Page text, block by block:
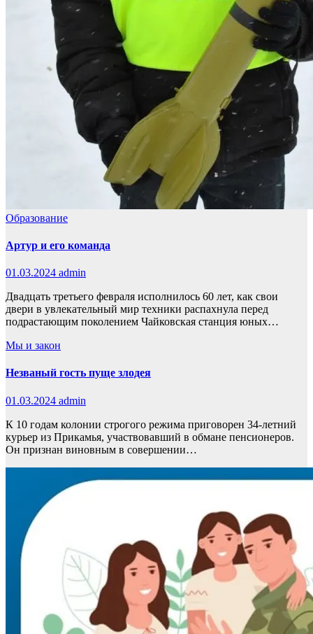
Образование
Артур и его команда
01.03.2024 admin
Двадцать третьего февраля исполнилось 60 лет, как свои
двери в увлекательный мир техники распахнула перед
подрастающим поколением Чайковская станция юных…
Мы и закон
Незваный гость пуще злодея
01.03.2024 admin
К 10 годам колонии строгого режима приговорен 34-летний
курьер из Прикамья, участвовавший в обмане пенсионеров.
Он признан виновным в совершении…